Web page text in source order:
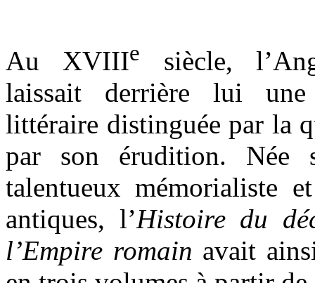
Au XVIIIe
siècle,
laissait derrière lui
littéraire distinguée par la
par son érudition. Née
talentueux mémorialiste
antiques, l’Histoire du
l’Empire romain avait